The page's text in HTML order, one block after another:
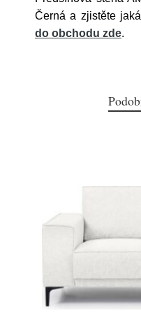
Černá a zjistěte
do obchodu zde.